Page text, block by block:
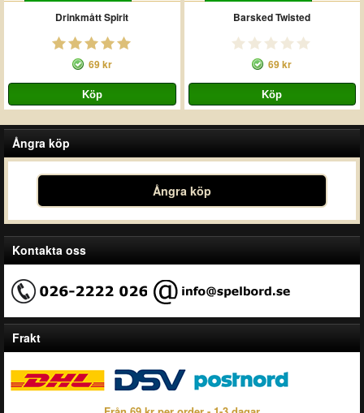
Drinkmått Spirit
69 kr
Barsked Twisted
69 kr
Ångra köp
Ångra köp
Kontakta oss
Frakt